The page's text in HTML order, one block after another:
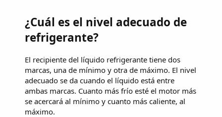
¿Cuál es el nivel adecuado de
refrigerante?
El recipiente del líquido refrigerante tiene dos
marcas, una de mínimo y otra de máximo. El nivel
adecuado se da cuando el líquido está entre
ambas marcas. Cuanto más frío esté el motor más
se acercará al mínimo y cuanto más caliente, al
máximo.